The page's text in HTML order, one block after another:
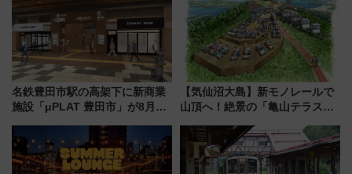
名鉄豊田市駅の高架下に新商業
施設「μPLAT 豊田市」が8月26
たな玄関口へ
【気仙沼大島】新モノレールで
山頂へ！絶景の「亀山テラス
暇村のお得な日帰りプランも登